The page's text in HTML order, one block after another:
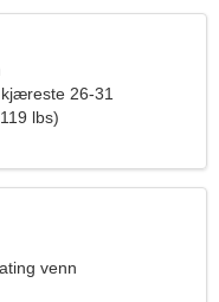
26-31
lbs)
venn